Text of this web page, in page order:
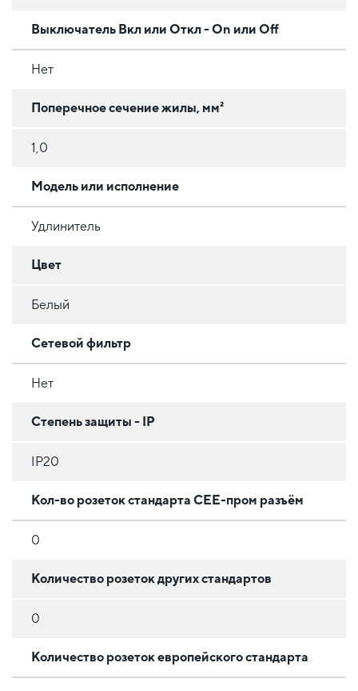
Выключатель Вкл или Откл - On или Off
Нет
Поперечное сечение жилы, мм²
1,0
Модель или исполнение
Удлинитель
Цвет
Белый
Сетевой фильтр
Нет
Степень защиты - IP
IP20
Кол-во розеток стандарта CEE-пром разъём
0
Количество розеток других стандартов
0
Количество розеток европейского стандарта